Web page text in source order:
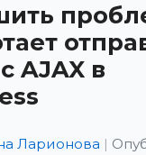
AJAX в
Ларионова |